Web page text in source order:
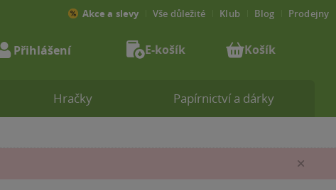
Hračky Papírnictví a dárky
Akce a slevy Vše důležité Klub Blog Prodejny
Přihlášení E-košík Košík